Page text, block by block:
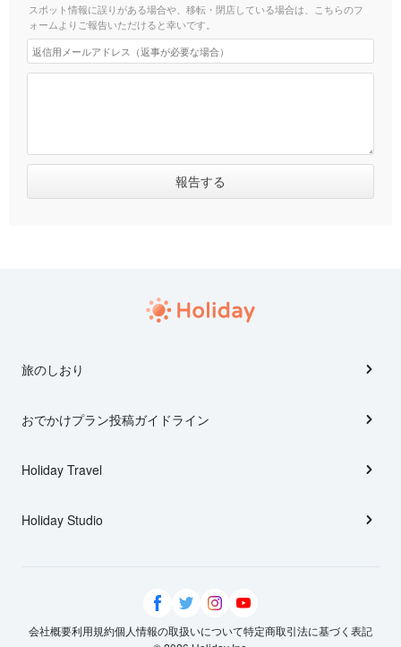
スポット情報に誤りがある場合や、移転・閉店している場合は、こちらのフ
ォームよりご報告いただけると幸いです。
旅のしおり
おでかけプラン投稿ガイドライン
Holiday Travel
Holiday Studio
会社概要利用規約個人情報の取扱いについて特定商取引法に基づく表記